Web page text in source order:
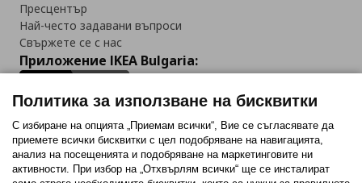
Пресцентър
Най-често задавани въпроси
Свържете се с нас
Приложение IKEA Bulgaria:
Последвайте ни:
FacebookTwitterYoutubePinterestInstagram
Политика за използване на бисквитки
С избиране на опцията „Приемам всички“, Вие се съгласявате да
приемете всички бисквитки с цел подобряване на навигацията,
анализ на посещенията и подобряване на маркетинговите ни
активности. При избор на „Отхвърлям всички“ ще се инсталират